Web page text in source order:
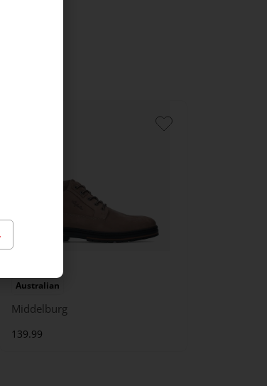
Australian
Middelburg
139.99